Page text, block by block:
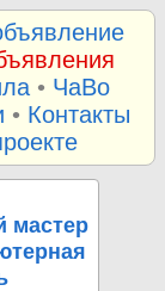
• ЧаВо
• Контакты
мастер